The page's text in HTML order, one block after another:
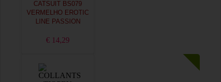
CATSUIT BS079
VERMELHO EROTIC
LINE PASSION
€ 14,29